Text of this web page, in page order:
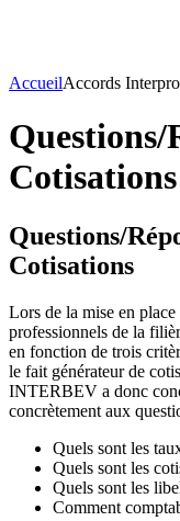
AccueilAccords Interpro
Questions/
Cotisations
Questions/
Cotisations
Lors de la mise en
professionnels de la
en fonction de trois
le fait générateur de
INTERBEV a donc
concrètement aux
Quels sont les
Quels sont les
Quels sont les
Comment